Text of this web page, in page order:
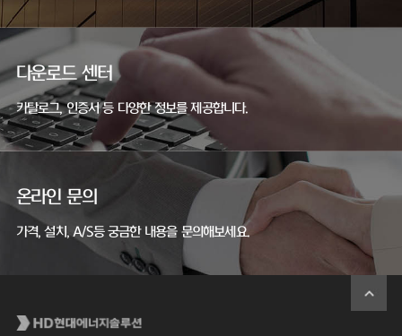
다운로드 센터
카탈로그, 인증서 등 다양한 정보를 제공합니다.
온라인 문의
가격, 설치, A/S등 궁금한 내용을 문의해보세요.